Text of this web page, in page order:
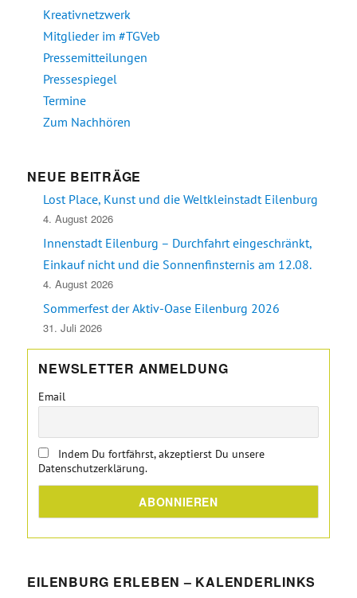
Kreativnetzwerk
Mitglieder im #TGVeb
Pressemitteilungen
Pressespiegel
Termine
Zum Nachhören
NEUE BEITRÄGE
Lost Place, Kunst und die Weltkleinstadt Eilenburg
4. August 2026
Innenstadt Eilenburg – Durchfahrt eingeschränkt,
Einkauf nicht und die Sonnenfinsternis am 12.08.
4. August 2026
Sommerfest der Aktiv-Oase Eilenburg 2026
31. Juli 2026
NEWSLETTER ANMELDUNG
Email
Indem Du fortfährst, akzeptierst Du unsere
Datenschutzerklärung.
EILENBURG ERLEBEN – KALENDERLINKS